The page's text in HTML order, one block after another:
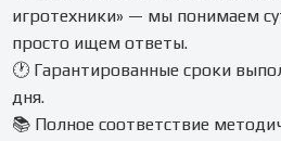
игротехники» — мы понимаем
просто ищем ответы.
🕐 Гарантированные сроки
дня.
📚 Полное соответствие